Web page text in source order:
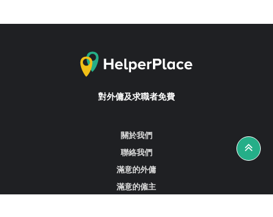
對外傭及求職者免費
關於我們
聯絡我們
滿意的外傭
滿意的僱主